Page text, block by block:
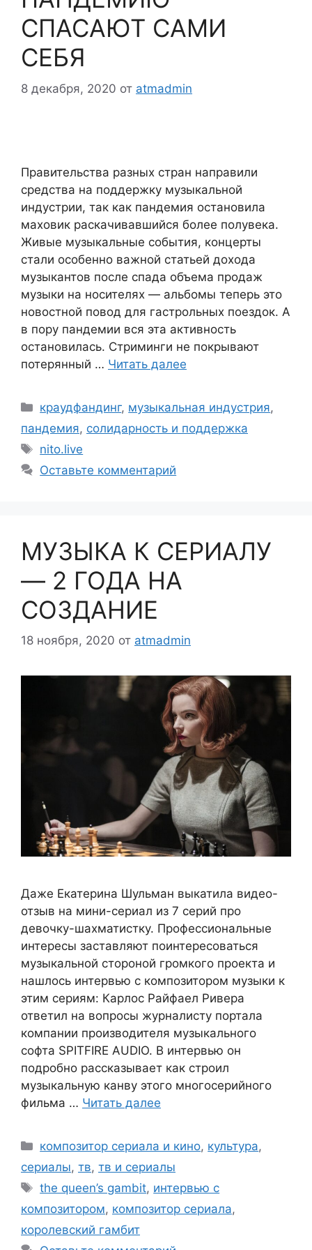
СПАСАЮТ САМИ
СЕБЯ
8 декабря, 2020 от atmadmin
Правительства разных стран направили
средства на поддержку музыкальной
индустрии, так как пандемия остановила
маховик раскачивавшийся более полувека.
Живые музыкальные события, концерты
стали особенно важной статьей дохода
музыкантов после спада объема продаж
музыки на носителях — альбомы теперь это
новостной повод для гастрольных поездок. А
в пору пандемии вся эта активность
остановилась. Стриминги не покрывают
потерянный … Читать далее
Рубрики
краудфандинг, музыкальная индустрия,
пандемия, солидарность и поддержка
Метки
nito.live
Оставьте комментарий
МУЗЫКА К СЕРИАЛУ
— 2 ГОДА НА
СОЗДАНИЕ
18 ноября, 2020 от atmadmin
Даже Екатерина Шульман выкатила видео-
отзыв на мини-сериал из 7 серий про
девочку-шахматистку. Профессиональные
интересы заставляют поинтересоваться
музыкальной стороной громкого проекта и
нашлось интервью с композитором музыки к
этим сериям: Карлос Райфаел Ривера
ответил на вопросы журналисту портала
компании производителя музыкального
софта SPITFIRE AUDIO. В интервью он
подробно рассказывает как строил
музыкальную канву этого многосерийного
фильма … Читать далее
Рубрики
композитор сериала и кино, культура,
сериалы, тв, тв и сериалы
Метки
the queen’s gambit, интервью с
композитором, композитор сериала,
королевский гамбит